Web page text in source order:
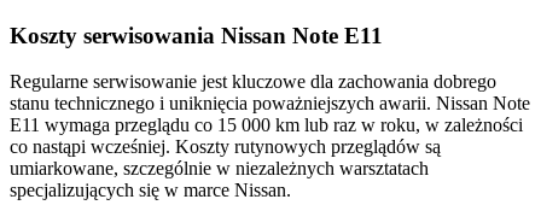
Koszty serwisowania Nissan Note E11
Regularne serwisowanie jest kluczowe dla zachowania dobrego
stanu technicznego i uniknięcia poważniejszych awarii. Nissan Note
E11 wymaga przeglądu co 15 000 km lub raz w roku, w zależności
co nastąpi wcześniej. Koszty rutynowych przeglądów są
umiarkowane, szczególnie w niezależnych warsztatach
specjalizujących się w marce Nissan.